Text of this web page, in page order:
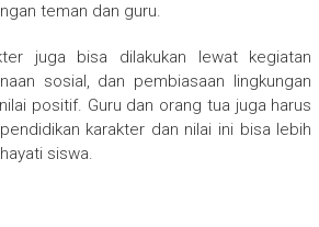
teman dan guru.
juga bisa dilakukan lewat kegiatan
sosial, dan pembiasaan lingkungan
positif. Guru dan orang tua juga harus
karakter dan nilai ini bisa lebih
siswa.